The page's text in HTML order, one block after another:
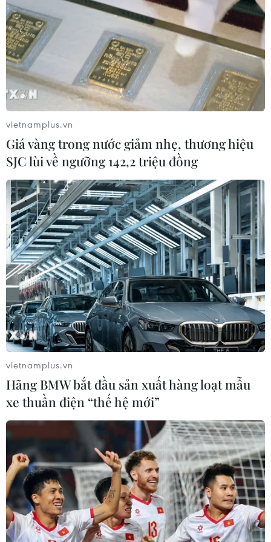
16 người chết và mất tích vì mưa lũ
tại miền Trung
12/12/2016 07:48
Đợt mưa lũ vừa qua ở các tỉnh miền Trung khiến 12
người chết, 5 người bị thương, 4 người mất tích là ngư
dân tàu cá QNg 11150 TS bị chìm ngày 8/12.
Bắc Bộ hanh khô, Nam Trung Bộ tiếp tục
mưa lớn trên diện rộng
vietnamplus.vn
Giá vàng trong nước giảm nhẹ, thương hiệu
SJC lùi về ngưỡng 142,2 triệu đồng
vietnamplus.vn
Hãng BMW bắt đầu sản xuất hàng loạt mẫu
xe thuần điện “thế hệ mới”